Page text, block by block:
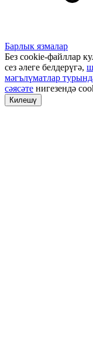
Барлык язмалар
Без cookie-файллар
сез әлеге белдерүгә,
мәгълүматлар
сәясәте нигезендә
Килешү